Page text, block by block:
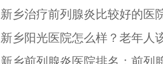
新乡治疗前列腺炎比较好的医
生？
新乡阳光医院怎么样？老年人